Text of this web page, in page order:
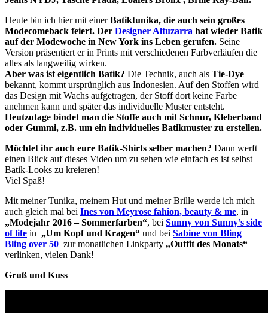
Heute bin ich hier mit einerBatiktunika, die auch sein großes
Modecomeback feiert. Der Designer Altuzarra hat wieder Batik
auf der Modewoche in New York ins Leben gerufen. Seine
Version präsentiert er in Prints mit verschiedenen Farbverläufen die
alles als langweilig wirken.
Aber was ist eigentlich Batik? Die Technik, auch als Tie-Dye
bekannt, kommt ursprünglich aus Indonesien. Auf den Stoffen wird
das Design mit Wachs aufgetragen, der Stoff dort keine Farbe
anehmen kann und später das individuelle Muster entsteht.
Heutzutage bindet man die Stoffe auch mit Schnur, Kleberband
oder Gummi, z.B. um ein individuelles Batikmuster zu erstellen.
Möchtet ihr auch eure Batik-Shirts selber machen? Dann werft
einen Blick auf dieses Video um zu sehen wie einfach es ist selbst
Batik-Looks zu kreieren!
Viel Spaß!
Mit meiner Tunika, meinem Hut und meiner Brille werde ich mich
auch gleich mal bei Ines von Meyrose fahion, beauty & me, in
„Modejahr 2016 – Sommerfarben“, bei Sunny von Sunny’s side
of life in „Um Kopf und Kragen“ und bei Sabine von Bling
Bling over 50 zur monatlichen Linkparty „Outfit des Monats“
verlinken, vielen Dank!
Gruß und Kuss